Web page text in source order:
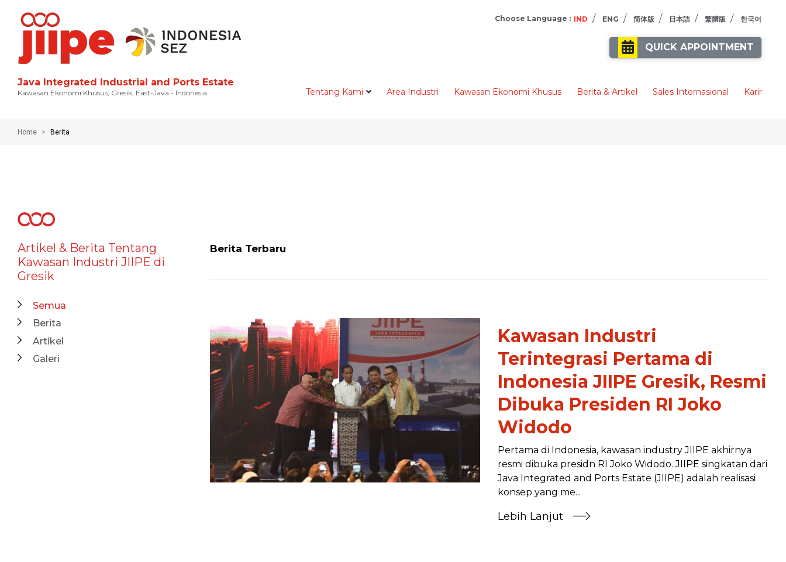
Choose Language : IND / ENG / 简体版 / 日本語 / 繁體版 / 한국어
QUICK APPOINTMENT
Java Integrated Industrial and Ports Estate
Kawasan Ekonomi Khusus, Gresik, East-Java - Indonesia Tentang Kami Area Industri Kawasan Ekonomi Khusus Berita & Artikel Sales Internasional Karir
Home Berita
Artikel & Berita Tentang
Kawasan Industri JIIPE di
Gresik
Semua
Berita
Artikel
Galeri
Berita Terbaru
Kawasan Industri
Terintegrasi Pertama di
Indonesia JIIPE Gresik, Resmi
Dibuka Presiden RI Joko
Widodo
Pertama di Indonesia, kawasan industry JIIPE akhirnya
resmi dibuka presidn RI Joko Widodo. JIIPE singkatan dari
Java Integrated and Ports Estate (JIIPE) adalah realisasi
konsep yang me...
Lebih Lanjut